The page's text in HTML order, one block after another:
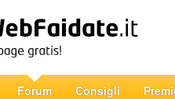
Forum Consigli